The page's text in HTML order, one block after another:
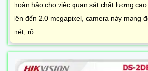
hoàn hảo cho việc quan sát chất lượng
lên đến 2.0 megapixel, camera này mang
nét, rõ...